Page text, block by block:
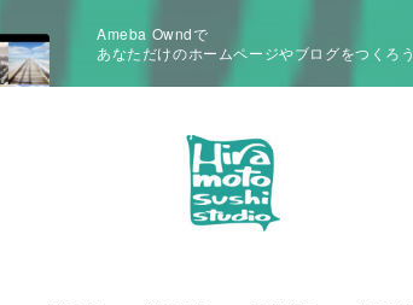
Ameba Owndで
あなただけのホームページやブログをつくろう